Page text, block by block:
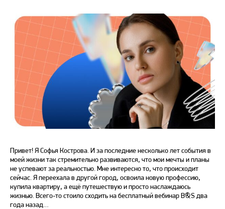
Привет! Я Софья Кострова. И за последние несколько лет события в
моей жизни так стремительно развиваются, что мои мечты и планы
не успевают за реальностью. Мне интересно то, что происходит
сейчас. Я переехала в другой город, освоила новую профессию,
купила квартиру, а ещё путешествую и просто наслаждаюсь
жизнью. Всего-то стоило сходить на бесплатный вебинар B&S два
года назад…